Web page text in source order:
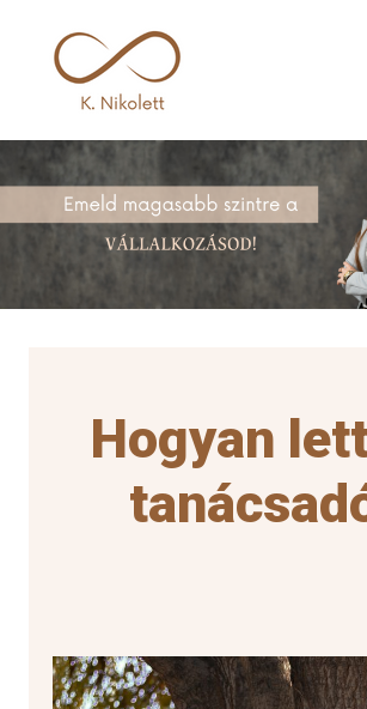
Nikolett
Hogyan